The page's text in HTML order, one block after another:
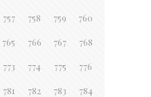
757 758 759 760
765 766 767 768
773 774 775 776
781 782 783 784